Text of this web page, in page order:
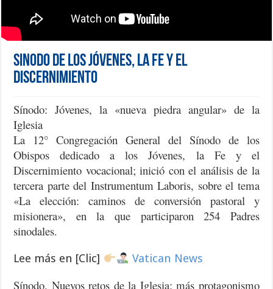
Sinodo de los jóvenes, la fe y el
discernimiento
Sínodo: Jóvenes, la «nueva piedra angular» de la
Iglesia
La 12° Congregación General del Sínodo de los
Obispos dedicado a los Jóvenes, la Fe y el
Discernimiento vocacional; inició con el análisis de la
tercera parte del Instrumentum Laboris, sobre el tema
«La elección: caminos de conversión pastoral y
misionera», en la que participaron 254 Padres
sinodales.
Lee más en [Clic] Vatican News
Sínodo. Nuevos retos de la Iglesia: más protagonismo